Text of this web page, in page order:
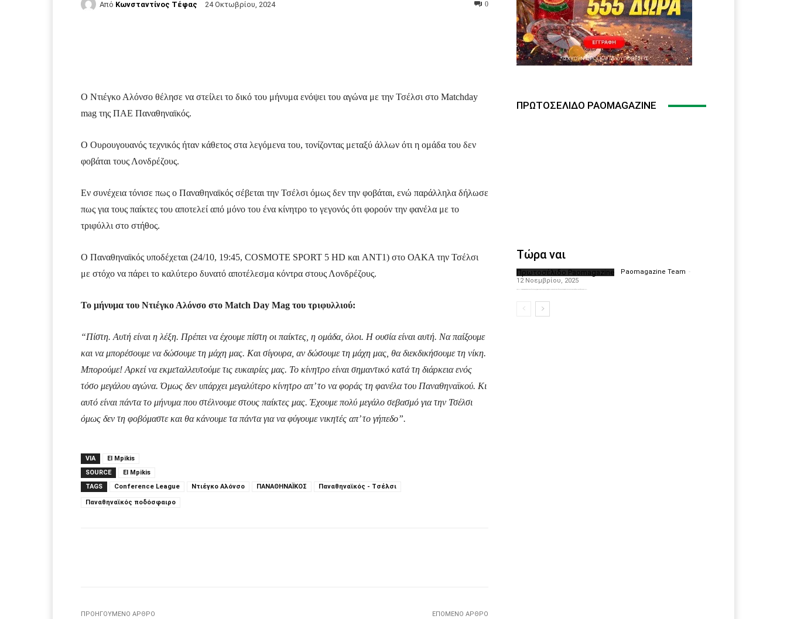
Από Κωνσταντίνος Τέφας 24 Οκτωβρίου, 2024 0
Ο Ντιέγκο Αλόνσο θέλησε να στείλει το δικό του μήνυμα ενόψει του αγώνα με την Τσέλσι στο Matchday
mag της ΠΑΕ Παναθηναϊκός.
Ο Ουρουγουανός τεχνικός ήταν κάθετος στα λεγόμενα του, τονίζοντας μεταξύ άλλων ότι η ομάδα του δεν
φοβάται τους Λονδρέζους.
Εν συνέχεια τόνισε πως ο Παναθηναϊκός σέβεται την Τσέλσι όμως δεν την φοβάται, ενώ παράλληλα δήλωσε
πως για τους παίκτες του αποτελεί από μόνο του ένα κίνητρο το γεγονός ότι φορούν την φανέλα με το
τριφύλλι στο στήθος.
Ο Παναθηναϊκός υποδέχεται (24/10, 19:45, COSMOTE SPORT 5 HD και ANT1) στο ΟΑΚΑ την Τσέλσι
με στόχο να πάρει το καλύτερο δυνατό αποτέλεσμα κόντρα στους Λονδρέζους.
Το μήνυμα του Ντιέγκο Αλόνσο στο Match Day Mag του τριφυλλιού:
“Πίστη. Αυτή είναι η λέξη. Πρέπει να έχουμε πίστη οι παίκτες, η ομάδα, όλοι. Η ουσία είναι αυτή. Να παίξουμε
και να μπορέσουμε να δώσουμε τη μάχη μας. Και σίγουρα, αν δώσουμε τη μάχη μας, θα διεκδικήσουμε τη νίκη.
Μπορούμε! Αρκεί να εκμεταλλευτούμε τις ευκαιρίες μας. Το κίνητρο είναι σημαντικό κατά τη διάρκεια ενός
τόσο μεγάλου αγώνα. Όμως δεν υπάρχει μεγαλύτερο κίνητρο απ’ το να φοράς τη φανέλα του Παναθηναϊκού. Kι
αυτό είναι πάντα το μήνυμα που στέλνουμε στους παίκτες μας. Έχουμε πολύ μεγάλο σεβασμό για την Τσέλσι
όμως δεν τη φοβόμαστε και θα κάνουμε τα πάντα για να φύγουμε νικητές απ’ το γήπεδο”.
VIA
El Mpikis
SOURCE
El Mpikis
TAGS
Conference League Ντιέγκο Αλόνσο ΠΑΝΑΘΗΝΑΪΚΟΣ Παναθηναϊκός - Τσέλσι
Παναθηναϊκός ποδόσφαιρο
ΠΡΟΗΓΟΎΜΕΝΟ ΆΡΘΡΟ ΕΠΌΜΕΝΟ ΆΡΘΡΟ
ΠΡΩΤΟΣΈΛΙΔΟ PAOMAGAZINE
Τώρα ναι
Πρωτοσέλιδο Paomagazine Paomagazine Team -
12 Νοεμβρίου, 2025